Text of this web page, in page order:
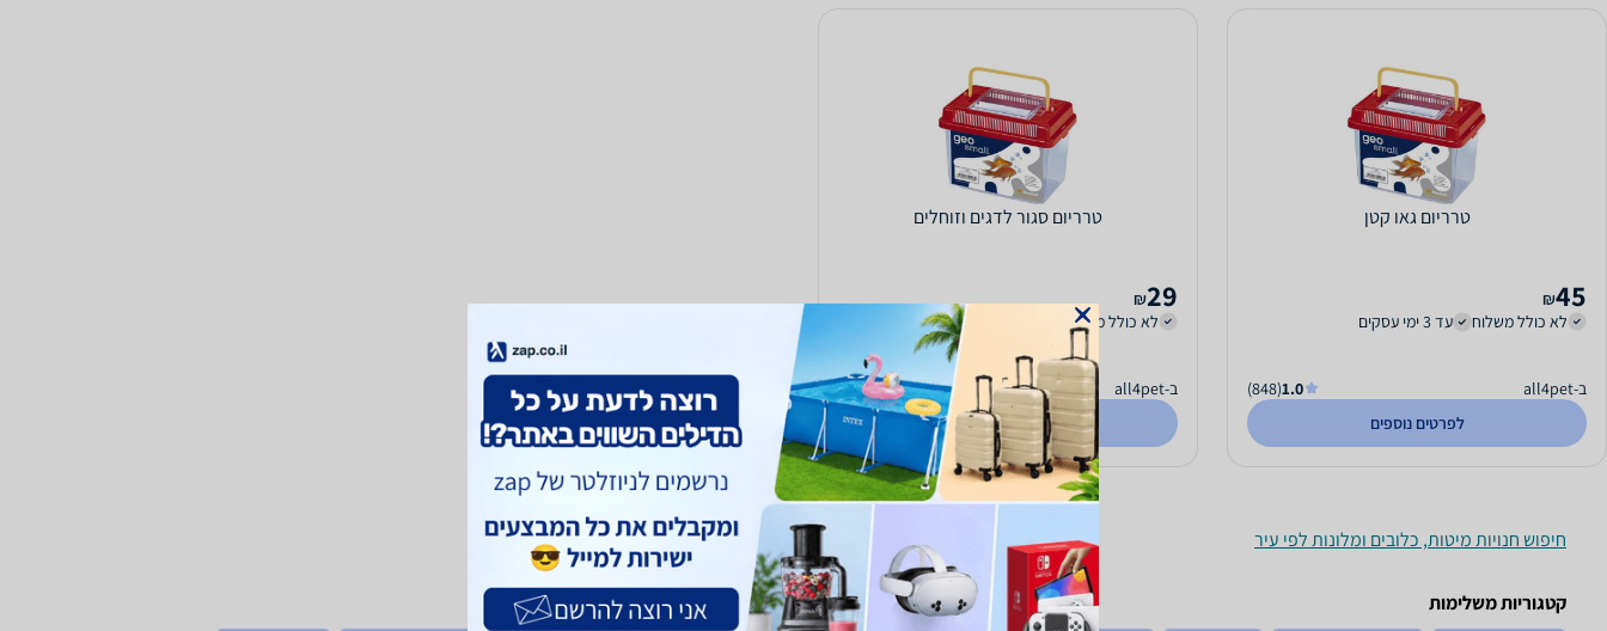
טרריום גאו קטן
45
₪
לא כולל משלוח
עד 3 ימי עסקים
ב-all4pet 1.0
(848)
לפרטים נוספים
טרריום סגור לדגים וזוחלים
29
₪
לא כולל משלוח
ב-all4pet 1.0
(848)
לפרטים נוספים
חיפוש חנויות מיטות, כלובים ומלונות לפי עיר
קטגוריות משלימות